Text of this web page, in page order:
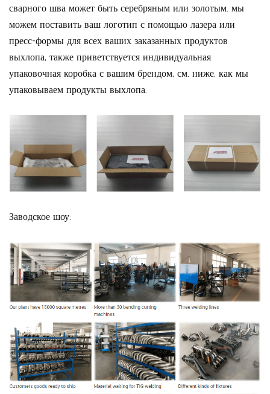
сварного шва может быть серебряным или золотым. мы
можем поставить ваш логотип с помощью лазера или
пресс-формы для всех ваших заказанных продуктов
выхлопа, также приветствуется индивидуальная
упаковочная коробка с вашим брендом, см. ниже, как мы
упаковываем продукты выхлопа.
Заводское шоу: